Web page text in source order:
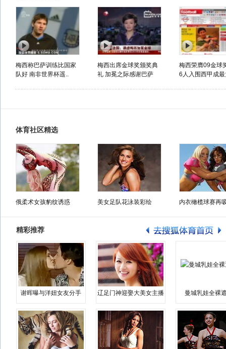
梅西称巴萨训练比国家
队好 南非世界杯遥..
梅西出席金球奖颁奖典
礼 加冕之际感谢巴萨
梅西荣膺09金球
6人入围西甲成最
体育社区精选
俄柔术女孩豹纹诱惑 美女足队花泳装彩绘 内衣橄榄球赛再
精彩推荐
谢晖曝与洋妞女友分手 辽足门神迎娶大美女主播 曼城乳娃全裸